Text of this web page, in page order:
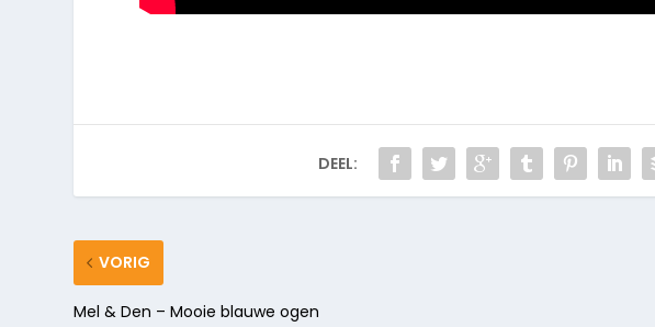
DEEL:
VORIG
Mel & Den – Mooie blauwe ogen